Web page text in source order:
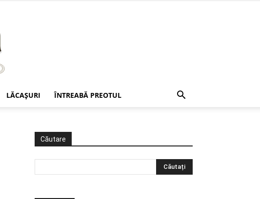
LĂCAŞURI ÎNTREABĂ PREOTUL
Căutare